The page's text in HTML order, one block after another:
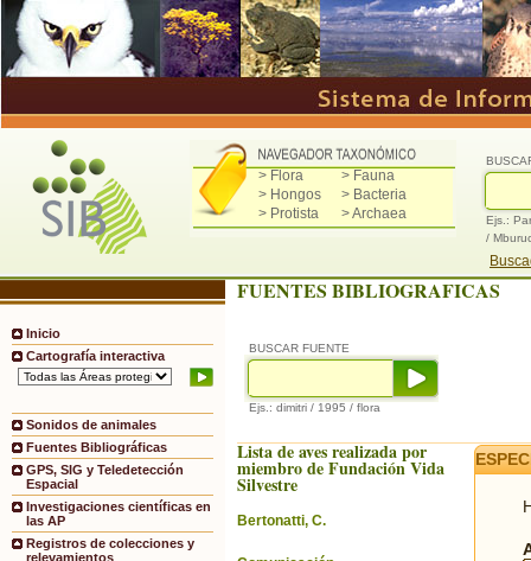
> Flora
> Fauna
> Hongos
> Bacteria
> Protista
> Archaea
Ejs.:
/
Inicio
Cartografía interactiva
Sonidos de animales
Fuentes Bibliográficas
GPS, SIG y Teledetección
Espacial
Investigaciones científicas en
las AP
Registros de colecciones y
relevamientos
FUENTES BIBLIOGRAFICAS
BUSCAR FUENTE
Ejs.: dimitri / 1995 / flora
Lista de aves realizada por
miembro de Fundación Vida
Silvestre
Bertonatti, C.